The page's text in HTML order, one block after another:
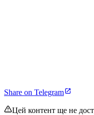
Share on Telegram
Цей контент ще не